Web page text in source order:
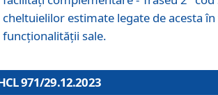
cheltuielilor estimate legate de acesta
funcționalității sale.
971/29.12.2023